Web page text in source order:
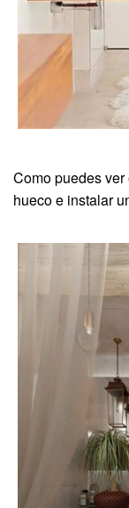
Como puedes
hueco e instalar